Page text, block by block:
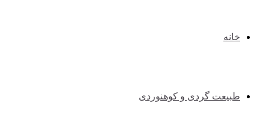
خانه
طبیعت گردی و کوهنوردی